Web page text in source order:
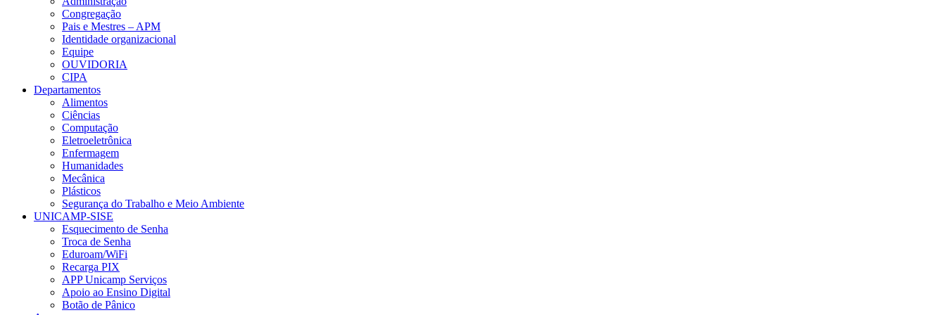
Congregação
Pais e Mestres – APM
Identidade organizacional
Equipe
OUVIDORIA
CIPA
Departamentos
Alimentos
Ciências
Computação
Eletroeletrônica
Enfermagem
Humanidades
Mecânica
Plásticos
Segurança do Trabalho e Meio Ambiente
UNICAMP-SISE
Esquecimento de Senha
Troca de Senha
Eduroam/WiFi
Recarga PIX
APP Unicamp Serviços
Apoio ao Ensino Digital
Botão de Pânico